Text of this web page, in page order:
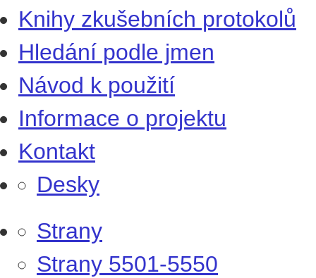
Knihy zkušebních protokolů
Hledání podle jmen
Návod k použití
Informace o projektu
Kontakt
Desky
Strany
Strany 5501-5550